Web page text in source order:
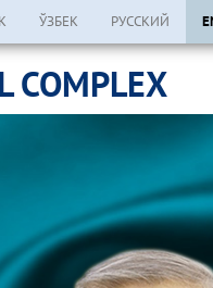
ЎЗБЕК РУССКИЙ
COMPLEX